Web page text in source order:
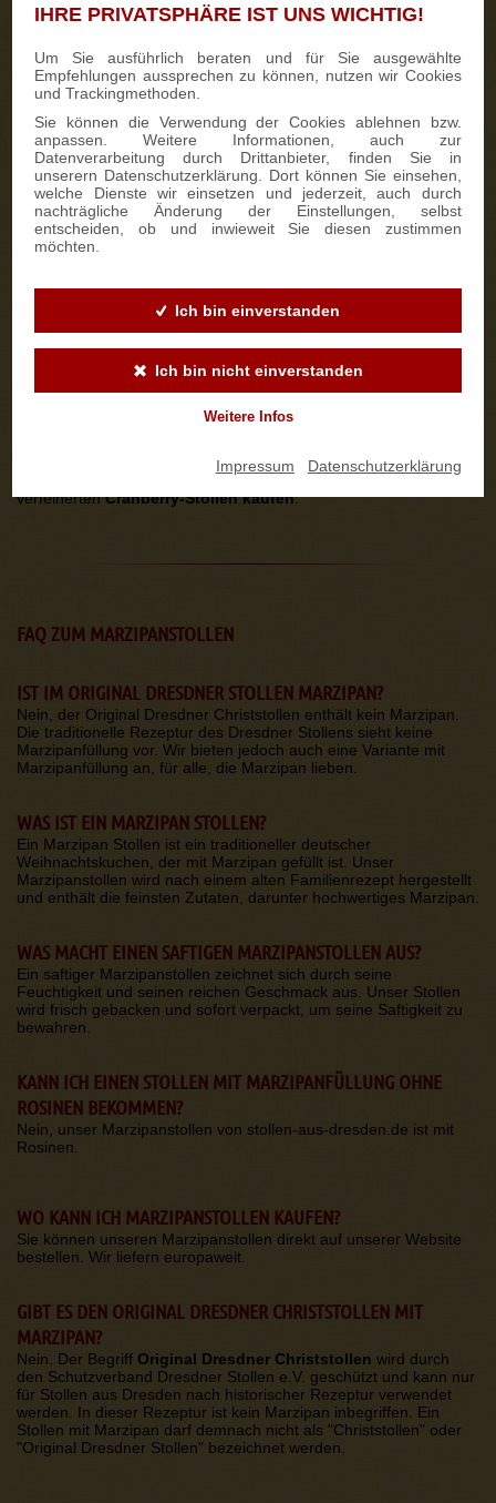
IHRE PRIVATSPHÄRE IST UNS WICHTIG!
Um Sie ausführlich beraten und für Sie ausgewählte
Empfehlungen aussprechen zu können, nutzen wir Cookies
und Trackingmethoden.
Sie können die Verwendung der Cookies ablehnen bzw.
anpassen. Weitere Informationen, auch zur
Datenverarbeitung durch Drittanbieter, finden Sie in
unserern Datenschutzerklärung. Dort können Sie einsehen,
welche Dienste wir einsetzen und jederzeit, auch durch
nachträgliche Änderung der Einstellungen, selbst
entscheiden, ob und inwieweit Sie diesen zustimmen
möchten.
Ich bin einverstanden
Ich bin nicht einverstanden
Weitere Infos
Impressum Datenschutzerklärung
einem handwerklich hergestelltenDresdner Stollenmesser
Dieses königlich sächsische Kuchenmesser können Sie passend
SÜSSE MARZIPANSTOLLEN UND ANDERE HANDGEMACHTE S
TOLLEN BESTELLEN
Egal ob Sie Stollen mit Marzipanbestellen oder einen dunklen
Schokosplitter-Mandelstollengenießen möchten, bei uns
erhalten Sie neben Stollen in verschiedenen
Geschmacksrichtungen auch handgemachteStollenund
Original Dresdner Christstollen
Rum eingelegten Rosinen und feinen Mandeln. Einige
Feinschmecker bevorzugen dieses traditionelle
Weihnachtsgebäck ohne getrocknete Weintrauben. Wenn auch
Sie köstliche Stollen ohne Rosinen wie zum Beispiel
Mandelstollen mit Puderzucker und dunklenSchokosplitter-
Mandelstollenmit kakaohaltiger Fettglasurund feinen
Schokostückchen. Dass Mandeln auch mit Sultaninen und Mohn
perfekt harmonieren, wissen jene Feinschmecker, die unseren
Geschmacksnote schätzen. Als Alternative zumStollen mit
können Sie auch einen mit fruchtigen Cranberrys
verfeinertenCranberry-Stollen kaufen.
FAQ ZUM MARZIPANSTOLLEN
IST IM ORIGINAL DRESDNER STOLLEN MARZIPAN?
Nein, der Original Dresdner Christstollen enthält kein Marzipan.
Die traditionelle Rezeptur des Dresdner Stollens sieht keine
Marzipanfüllung vor. Wir bieten jedoch auch eine Variante mit
Marzipanfüllung an, für alle, die Marzipan lieben.
WAS IST EIN MARZIPAN STOLLEN?
Ein Marzipan Stollen ist ein traditioneller deutscher
Weihnachtskuchen, der mit Marzipan gefüllt ist. Unser
Marzipanstollen wird nach einem alten Familienrezept hergestellt
und enthält die feinsten Zutaten, darunter hochwertiges Marzipan.
WAS MACHT EINEN SAFTIGEN MARZIPANSTOLLEN AUS?
Ein saftiger Marzipanstollen zeichnet sich durch seine
Feuchtigkeit und seinen reichen Geschmack aus. Unser Stollen
wird frisch gebacken und sofort verpackt, um seine Saftigkeit zu
bewahren.
KANN ICH EINEN STOLLEN MIT MARZIPANFÜLLUNG OHNE
ROSINEN BEKOMMEN?
Nein, unser Marzipanstollen von stollen-aus-dresden.de ist mit
Rosinen.
WO KANN ICH MARZIPANSTOLLEN KAUFEN?
Sie können unseren Marzipanstollen direkt auf unserer Website
bestellen. Wir liefern europaweit.
GIBT ES DEN ORIGINAL DRESDNER CHRISTSTOLLEN MIT
MARZIPAN?
Nein. Der Begriff Original Dresdner Christstollen wird durch
den Schutzverband Dresdner Stollen e.V. geschützt und kann nur
für Stollen aus Dresden nach historischer Rezeptur verwendet
werden. In dieser Rezeptur ist kein Marzipan inbegriffen. Ein
Stollen mit Marzipan darf demnach nicht als "Christstollen" oder
"Original Dresdner Stollen" bezeichnet werden.